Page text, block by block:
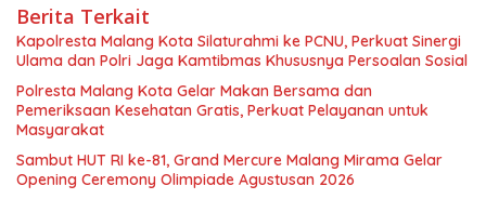
Berita Terkait
Kapolresta Malang Kota Silaturahmi ke PCNU, Perkuat Sinergi
Ulama dan Polri Jaga Kamtibmas Khususnya Persoalan Sosial
Polresta Malang Kota Gelar Makan Bersama dan
Pemeriksaan Kesehatan Gratis, Perkuat Pelayanan untuk
Masyarakat
Sambut HUT RI ke-81, Grand Mercure Malang Mirama Gelar
Opening Ceremony Olimpiade Agustusan 2026